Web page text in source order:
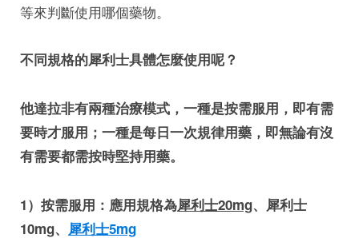
等來判斷使用哪個藥物。
不同規格的犀利士具體怎麼使用呢？
他達拉非有兩種治療模式，一種是按需服用，即有需
要時才服用；一種是每日一次規律用藥，即無論有沒
有需要都需按時堅持用藥。
1）按需服用：應用規格為犀利士20mg、犀利士
10mg、 犀利士5mg